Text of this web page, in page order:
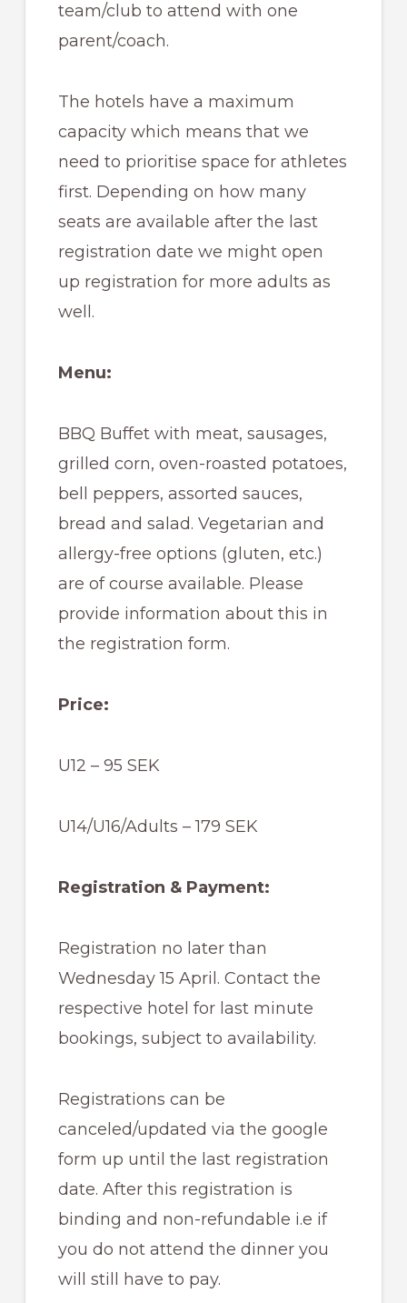
team/club to attend with one
parent/coach.
The hotels have a maximum
capacity which means that we
need to prioritise space for athletes
first. Depending on how many
seats are available after the last
registration date we might open
up registration for more adults as
well.
Menu:
BBQ Buffet with meat, sausages,
grilled corn, oven-roasted potatoes,
bell peppers, assorted sauces,
bread and salad. Vegetarian and
allergy-free options (gluten, etc.)
are of course available. Please
provide information about this in
the registration form.
Price:
U12 – 95 SEK
U14/U16/Adults – 179 SEK
Registration & Payment:
Registration no later than
Wednesday 15 April. Contact the
respective hotel for last minute
bookings, subject to availability.
Registrations can be
canceled/updated via the google
form up until the last registration
date. After this registration is
binding and non-refundable i.e if
you do not attend the dinner you
will still have to pay.